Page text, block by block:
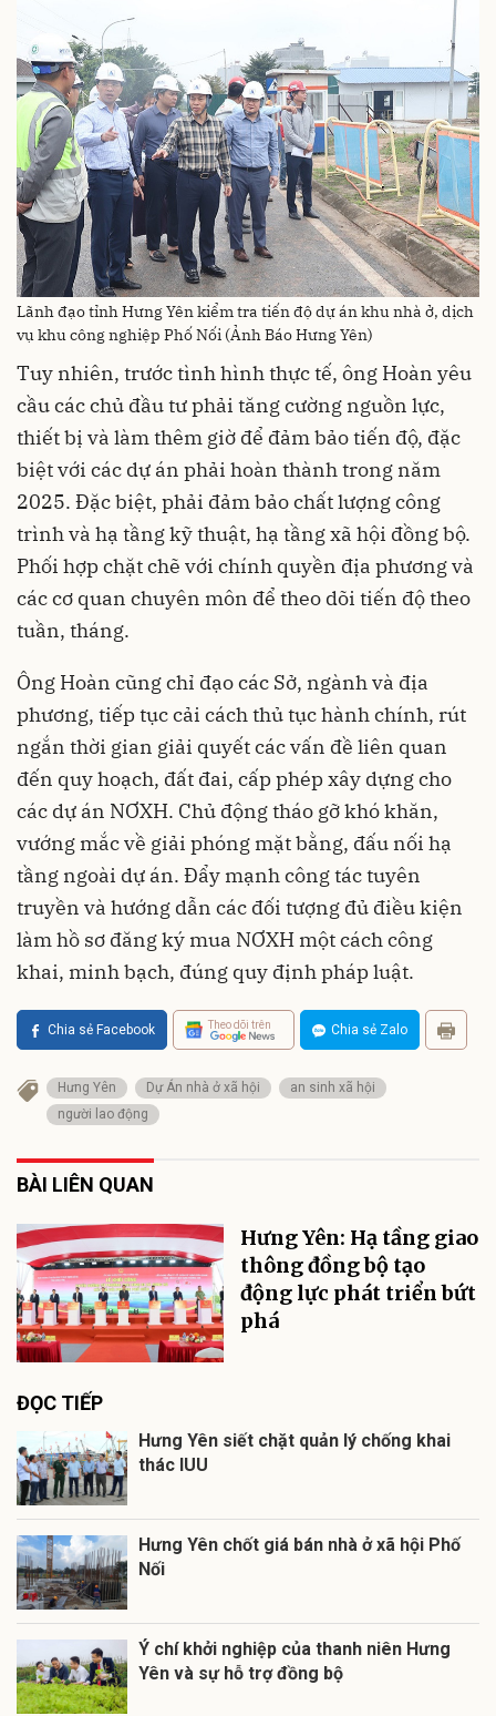
Lãnh đạo tỉnh Hưng Yên kiểm tra tiến độ dự án khu nhà ở, dịch
vụ khu công nghiệp Phố Nối (Ảnh Báo Hưng Yên)
Tuy nhiên, trước tình hình thực tế, ông Hoàn yêu
cầu các chủ đầu tư phải tăng cường nguồn lực,
thiết bị và làm thêm giờ để đảm bảo tiến độ, đặc
biệt với các dự án phải hoàn thành trong năm
2025. Đặc biệt, phải đảm bảo chất lượng công
trình và hạ tầng kỹ thuật, hạ tầng xã hội đồng bộ.
Phối hợp chặt chẽ với chính quyền địa phương và
các cơ quan chuyên môn để theo dõi tiến độ theo
tuần, tháng.
Ông Hoàn cũng chỉ đạo các Sở, ngành và địa
phương, tiếp tục cải cách thủ tục hành chính, rút
ngắn thời gian giải quyết các vấn đề liên quan
đến quy hoạch, đất đai, cấp phép xây dựng cho
các dự án NƠXH. Chủ động tháo gỡ khó khăn,
vướng mắc về giải phóng mặt bằng, đấu nối hạ
tầng ngoài dự án. Đẩy mạnh công tác tuyên
truyền và hướng dẫn các đối tượng đủ điều kiện
làm hồ sơ đăng ký mua NƠXH một cách công
khai, minh bạch, đúng quy định pháp luật.
Chia sẻ Facebook Theo dõi trên Chia sẻ Zalo
Hưng Yên Dự Án nhà ở xã hội
an sinh xã hội
người lao động
BÀI LIÊN QUAN
Hưng Yên: Hạ tầng giao
thông đồng bộ tạo
động lực phát triển bứt
phá
ĐỌC TIẾP
Hưng Yên siết chặt quản lý chống khai
thác IUU
Hưng Yên chốt giá bán nhà ở xã hội Phố
Nối
Ý chí khởi nghiệp của thanh niên Hưng
Yên và sự hỗ trợ đồng bộ